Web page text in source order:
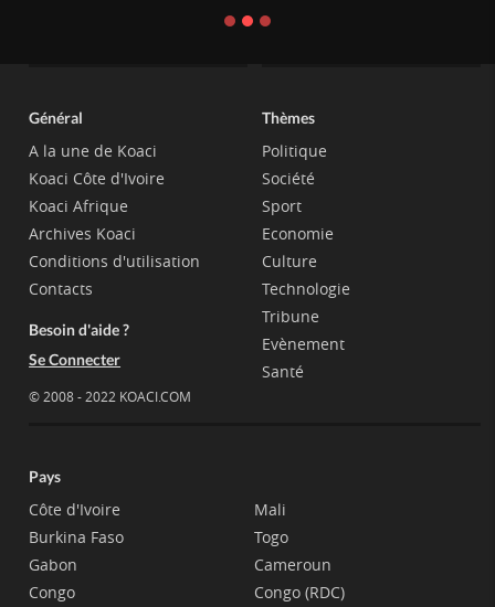
Général
A la une de Koaci
Koaci Côte d'Ivoire
Koaci Afrique
Archives Koaci
Conditions d'utilisation
Contacts
Besoin d'aide ?
Se Connecter
© 2008 - 2022 KOACI.COM
Thèmes
Politique
Société
Sport
Economie
Culture
Technologie
Tribune
Evènement
Santé
Pays
Côte d'Ivoire
Burkina Faso
Gabon
Congo
Mali
Togo
Cameroun
Congo (RDC)